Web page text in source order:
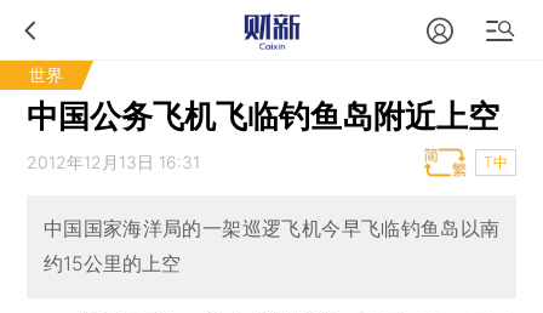
世界
中国公务飞机飞临钓鱼岛附近上空
2012年12月13日 16:31 T中
中国国家海洋局的一架巡逻飞机今早飞临钓鱼岛以南
约15公里的上空